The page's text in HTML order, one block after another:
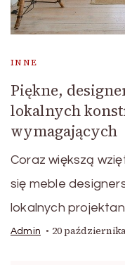
INNE
Piękne,
lokalnych
wymagających
Coraz większą
się meble
lokalnych
Admin 20